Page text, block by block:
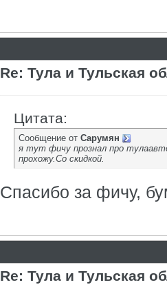
Re: Тула и Тульская
Цитата:
Сообщение от Сарумян
я тут фичу прознал про
прохожу.Со скидкой.
Спасибо за фичу,
Re: Тула и Тульская